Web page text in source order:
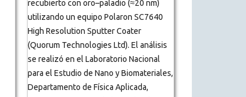
recubierto con oro–paladio (≈20 nm)
utilizando un equipo Polaron SC7640
High Resolution Sputter Coater
(Quorum Technologies Ltd). El análisis
se realizó en el Laboratorio Nacional
para el Estudio de Nano y Biomateriales,
Departamento de Física Aplicada,